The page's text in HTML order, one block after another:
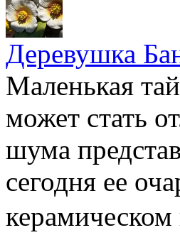
Деревушка
Маленькая
может стать
шума
сегодня ее